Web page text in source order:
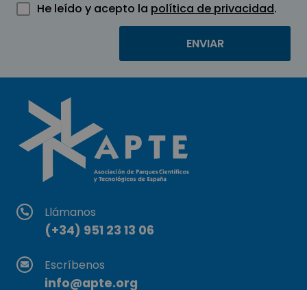
He leído y acepto la política de privacidad.
Llámanos
(+34) 951 23 13 06
Escríbenos
info@apte.org